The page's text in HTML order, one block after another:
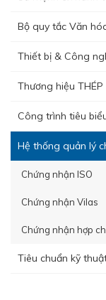
Bộ quy tắc Văn
Thiết bị & Công
Thương hiệu THÉP
Công trình tiêu
Hệ thống quản lý
Chứng nhận ISO
Chứng nhận Vilas
Chứng nhận hợp
Tiêu chuẩn kỹ